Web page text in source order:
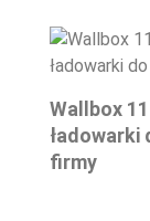
Wallbox
ładowarki
firmy